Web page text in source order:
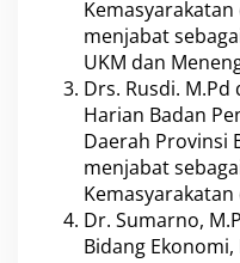
N
a
m
a
N
a
m
a
n
y
menjabat
UKM dan
Drs. Rusdi.
Harian Badan
Daerah Provinsi
menjabat
Kemasyarakatan
Dr. Sumarno,
Bidang